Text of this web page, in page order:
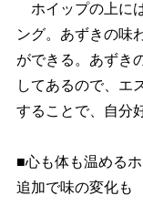
ホイップの上に
ング。あずきの味
ができる。あずき
してあるので、エ
することで、自分
■心も体も温める
追加で味の変化も